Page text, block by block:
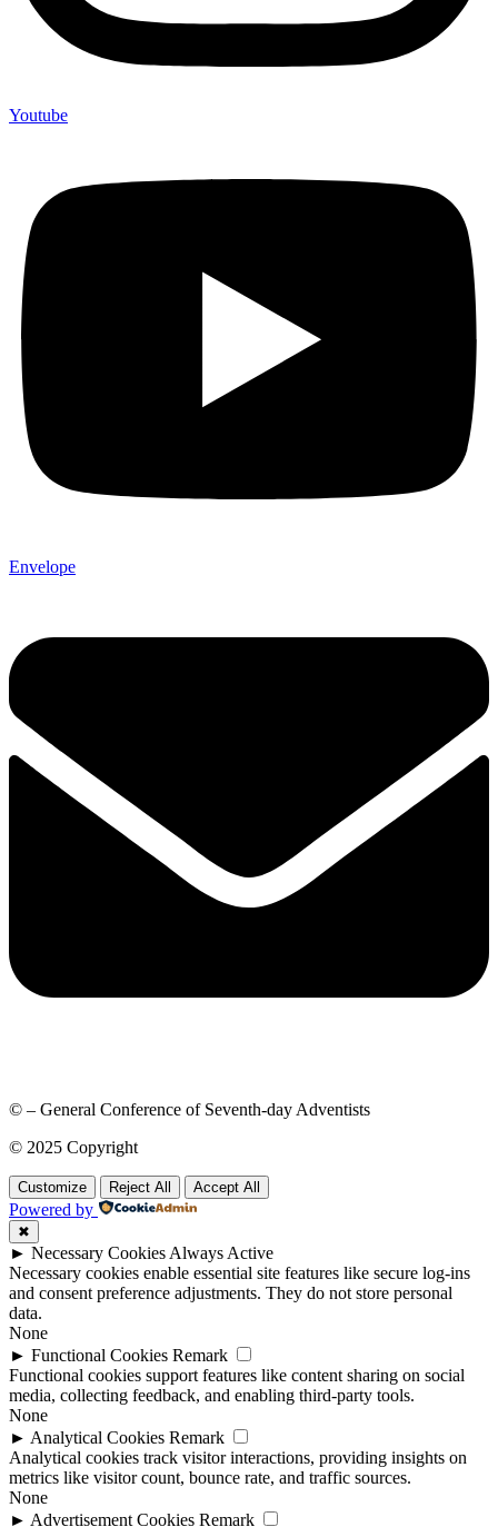
Youtube
Envelope
© – General Conference of Seventh-day Adventists
© 2025 Copyright
Customize Reject All Accept All
Powered by
✖
► Necessary Cookies Always Active
Necessary cookies enable essential site features like secure log-ins
and consent preference adjustments. They do not store personal
data.
None
► Functional Cookies Remark
Functional cookies support features like content sharing on social
media, collecting feedback, and enabling third-party tools.
None
► Analytical Cookies Remark
Analytical cookies track visitor interactions, providing insights on
metrics like visitor count, bounce rate, and traffic sources.
None
► Advertisement Cookies Remark